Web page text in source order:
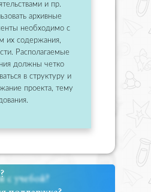
и пр.
архивные
необходимо с
их содержания,
Располагаемые
должны четко
в структуру и
проекта, тему